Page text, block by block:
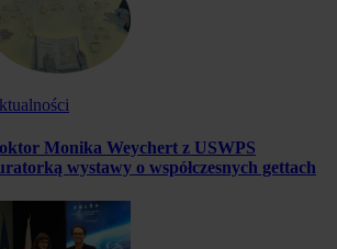
Monika Weychert z USWPS
wystawy o współczesnych gettach